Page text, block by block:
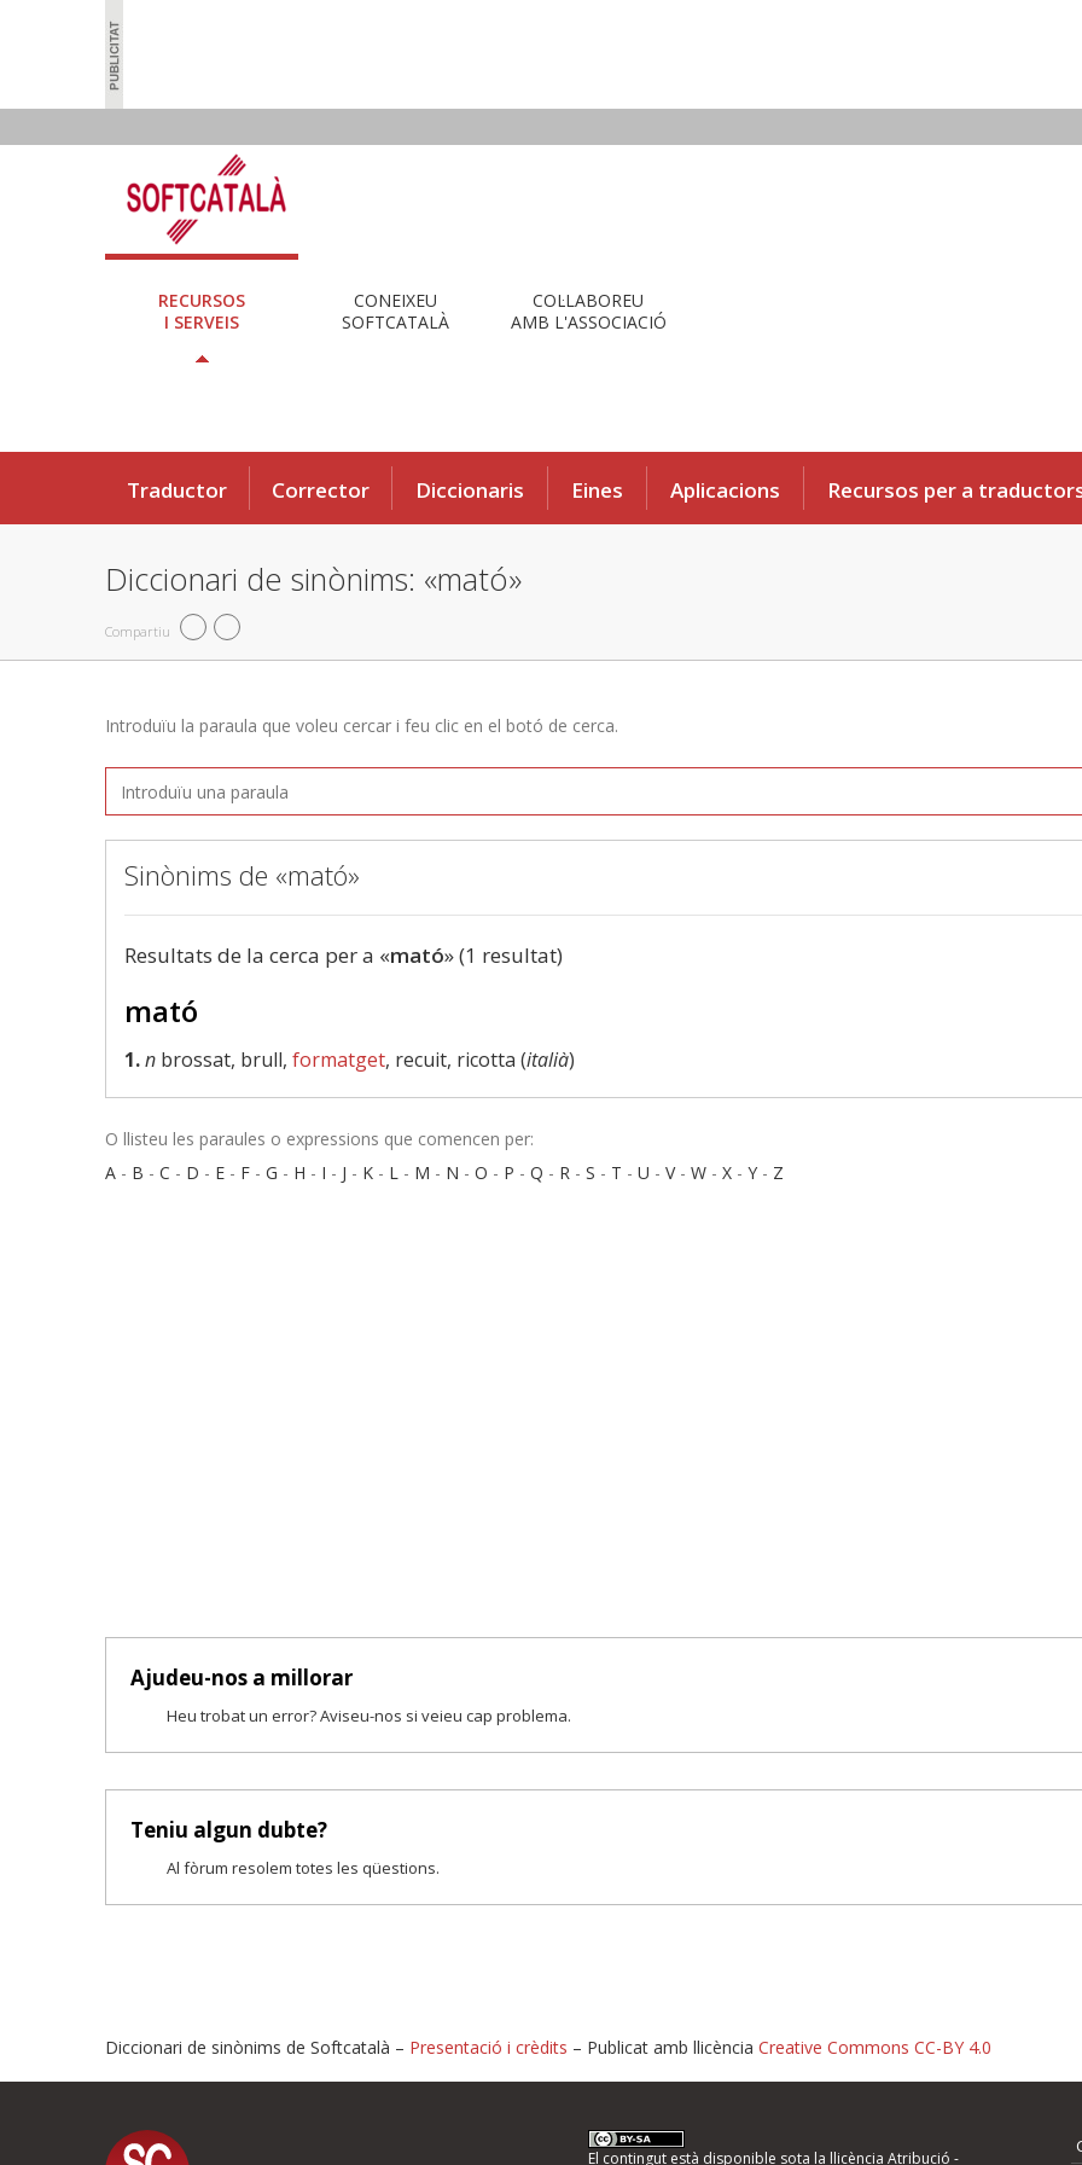
RECURSOS
I SERVEIS
CONEIXEU
SOFTCATALÀ
COL·LABOREU
AMB L'ASSOCIACIÓ
Traductor Corrector Diccionaris Eines Aplicacions Recursos per a
Diccionari de sinònims: «mató»
Compartiu
Introduïu la paraula que voleu cercar i feu clic en el botó de cerca.
Sinònims de «mató»
Resultats de la cerca per a «mató» (1 resultat)
mató
1.n brossat, brull, formatget, recuit, ricotta (italià)
O llisteu les paraules o expressions que comencen per:
A - B - C - D - E - F - G - H - I - J - K - L - M - N - O - P - Q - R - S - T - U - V- W - X - Y - Z
Ajudeu-nos a millorar
Heu trobat un error? Aviseu-nos si veieu cap problema.
Teniu algun dubte?
Al fòrum resolem totes les qüestions.
Proposeu-nos millores o informeu d'errors
Diccionari de sinònims de Softcatalà – Presentació i crèdits – Publicat amb llicència Creative Commons CC-BY 4.0
El contingut està disponible sota la llicència Atribució -